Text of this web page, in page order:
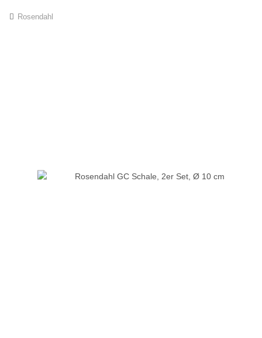
Rosendahl